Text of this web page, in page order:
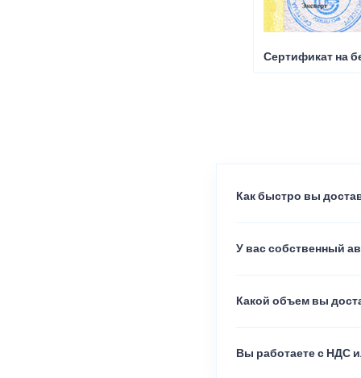
Сертификат на
Как быстро вы
У вас собственный
Какой объем вы
Вы работаете с НДС